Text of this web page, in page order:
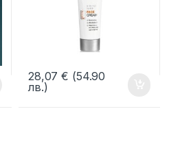
The options may be chosen
28,07€ (54.90
лв.)